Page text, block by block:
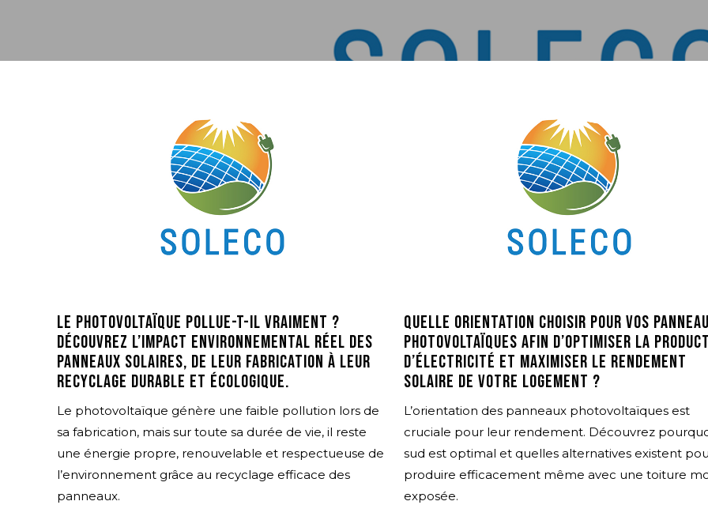
Le photovoltaïque pollue-t-il vraiment ?
Découvrez l’impact environnemental réel des
panneaux solaires, de leur fabrication à leur
recyclage durable et écologique.
Le photovoltaïque génère une faible pollution lors de
sa fabrication, mais sur toute sa durée de vie, il reste
une énergie propre, renouvelable et respectueuse de
l’environnement grâce au recyclage efficace des
panneaux.
Quelle orientation choisir pour vos
photovoltaïques afin d’optimiser la
d’électricité et maximiser le rendement
solaire de votre logement ?
L’orientation des panneaux photovoltaïques est
cruciale pour leur rendement. Découvrez
sud est optimal et quelles alternatives existent
produire efficacement même avec une toiture
exposée.